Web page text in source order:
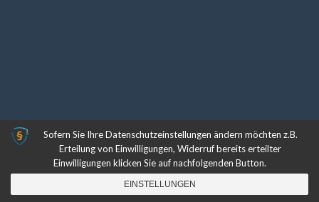
Sofern Sie Ihre Datenschutzeinstellungen ändern möchten z.B.
Erteilung von Einwilligungen, Widerruf bereits erteilter
Einwilligungen klicken Sie auf nachfolgenden Button.
EINSTELLUNGEN